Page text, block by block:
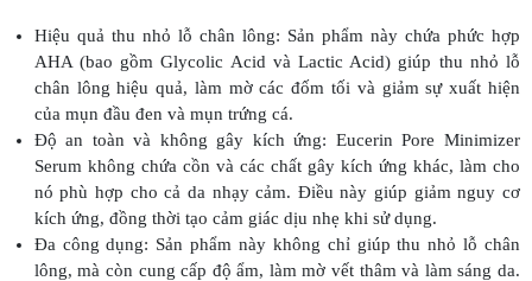
Hiệu quả thu nhỏ lỗ chân lông: Sản phẩm này chứa phức hợp
AHA (bao gồm Glycolic Acid và Lactic Acid) giúp thu nhỏ lỗ
chân lông hiệu quả, làm mờ các đốm tối và giảm sự xuất hiện
của mụn đầu đen và mụn trứng cá.
Độ an toàn và không gây kích ứng: Eucerin Pore Minimizer
Serum không chứa cồn và các chất gây kích ứng khác, làm cho
nó phù hợp cho cả da nhạy cảm. Điều này giúp giảm nguy cơ
kích ứng, đồng thời tạo cảm giác dịu nhẹ khi sử dụng.
Đa công dụng: Sản phẩm này không chỉ giúp thu nhỏ lỗ chân
lông, mà còn cung cấp độ ẩm, làm mờ vết thâm và làm sáng da.